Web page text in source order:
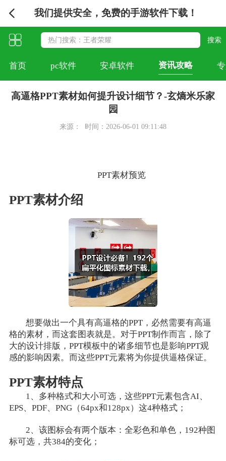
我们提供安全，免费的手游软件下载！
首页 pc软件 安卓软件 资讯攻略
高逼格PPT素材如何提升设计细节？-玄熵米乐家
园
来源： 时间：2026-06-01 09:11:48
PPT素材预览
PPT素材介绍
想要做出一个具有高逼格的PPT，必然需要有高逼
格的素材，而这套图表就是。对于PPT制作而言，除了
大的设计排版，PPT模板中的诸多细节也是影响PPT观
感的影响因素。而这些PPT元素将为你提供逼格保证。
PPT素材特点
1、多种格式和大小可选，这些PPT元素包含AI、
EPS、PDF、PNG（64px和128px）这4种格式；
2、该图标会有两个版本：全彩色和单色，192种图
标可选，共384的变化；